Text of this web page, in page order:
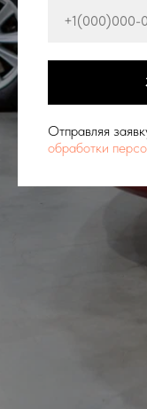
Отправляя
обработки